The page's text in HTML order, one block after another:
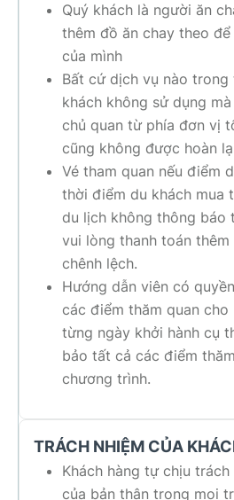
Quý khách là người ăn
thêm đồ ăn chay theo
của mình
Bất cứ dịch vụ nào trong
khách không sử dụng
chủ quan từ phía đơn vị
cũng không được hoàn
Vé tham quan nếu điểm
thời điểm du khách mua
du lịch không thông báo
vui lòng thanh toán
chênh lệch.
Hướng dẫn viên có
các điểm thăm quan
từng ngày khởi hành cụ
bảo tất cả các điểm
chương trình.
TRÁCH NHIỆM CỦA
Khách hàng tự chịu
của bản thân trong mọi